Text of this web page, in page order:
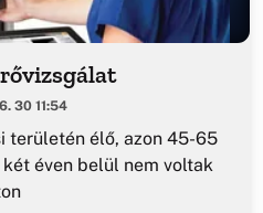
30 11:54
területén élő, azon 45-65
éven belül nem voltak